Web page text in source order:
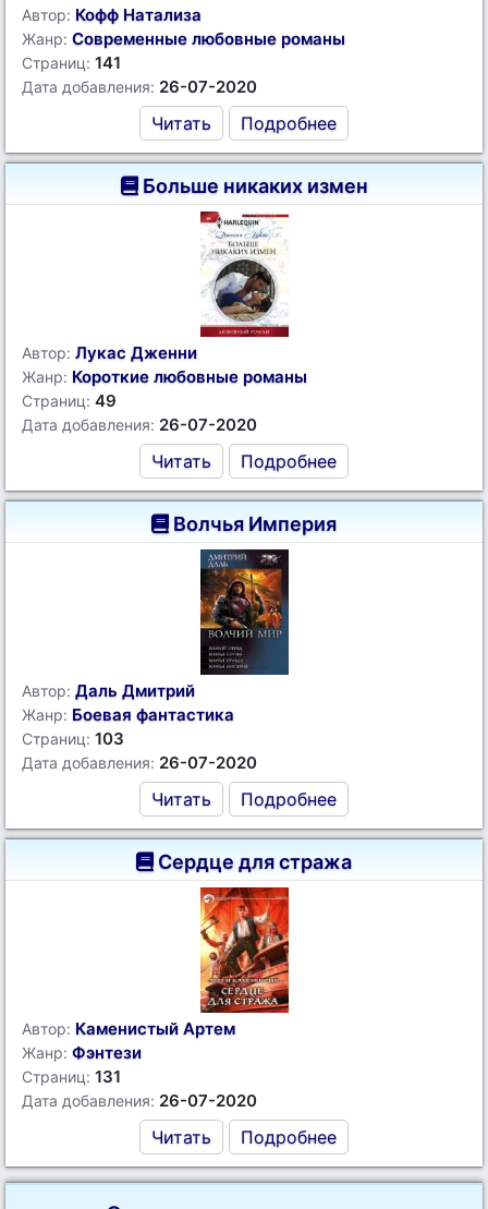
Автор: Кофф Натализа
Жанр: Современные любовные романы
Страниц: 141
Дата добавления: 26-07-2020
Читать Подробнее
Больше никаких измен
Автор: Лукас Дженни
Жанр: Короткие любовные романы
Страниц: 49
Дата добавления: 26-07-2020
Читать Подробнее
Волчья Империя
Автор: Даль Дмитрий
Жанр: Боевая фантастика
Страниц: 103
Дата добавления: 26-07-2020
Читать Подробнее
Сердце для стража
Автор: Каменистый Артем
Жанр: Фэнтези
Страниц: 131
Дата добавления: 26-07-2020
Читать Подробнее